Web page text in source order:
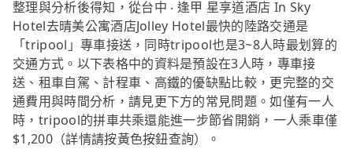
整理與分析後得知，從台中 ‧ 逢甲 星享道酒店 In Sky
Hotel去晴美公寓酒店Jolley Hotel最快的陸路交通是
「tripool」專車接送，同時tripool也是3~8人時最划算的
交通方式。以下表格中的資料是預設在3人時，專車接
送、租車自駕、計程車、高鐵的優缺點比較，更完整的交
通費用與時間分析，請見更下方的常見問題。如僅有一人
時，tripool的拼車共乘還能進一步節省開銷，一人乘車僅
$1,200（詳情請按黃色按鈕查詢）。